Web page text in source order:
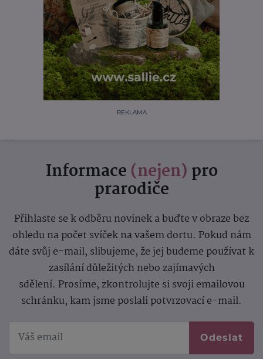
REKLAMA
Informace (nejen) pro
prarodiče
Přihlaste se k odběru novinek a buďte v obraze bez
ohledu na počet svíček na vašem dortu. Pokud nám
dáte svůj e-mail, slibujeme, že jej budeme používat k
zasílání důležitých nebo zajímavých
sdělení. Prosíme, zkontrolujte si svoji emailovou
schránku, kam jsme poslali potvrzovací e-mail.
Odeslat